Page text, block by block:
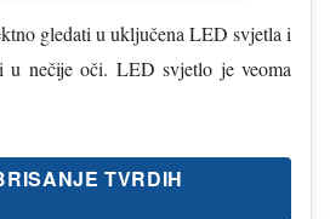
gledati u uključena LED svjetla i
u nečije oči. LED svjetlo je veoma
TVRDIH